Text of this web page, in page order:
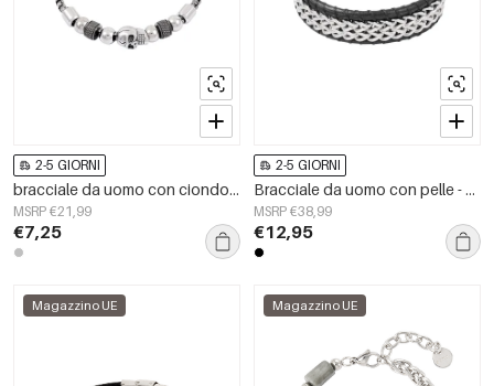
2-5 GIORNI
bracciale da uomo con ciondoli a forma di teschio
MSRP €21,99
€7,25
2-5 GIORNI
Bracciale da uomo con pelle - argento nero
MSRP €38,99
€12,95
Magazzino UE Magazzino UE